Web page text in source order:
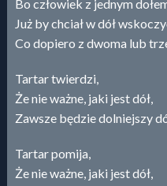
Bo człowiek z jednym
Już by chciał w dół
Co dopiero z dwoma lub
Tartar twierdzi,
Że nie ważne, jaki jest dół,
Zawsze będzie dolniejszy
Tartar pomija,
Że nie ważne, jaki jest dół,